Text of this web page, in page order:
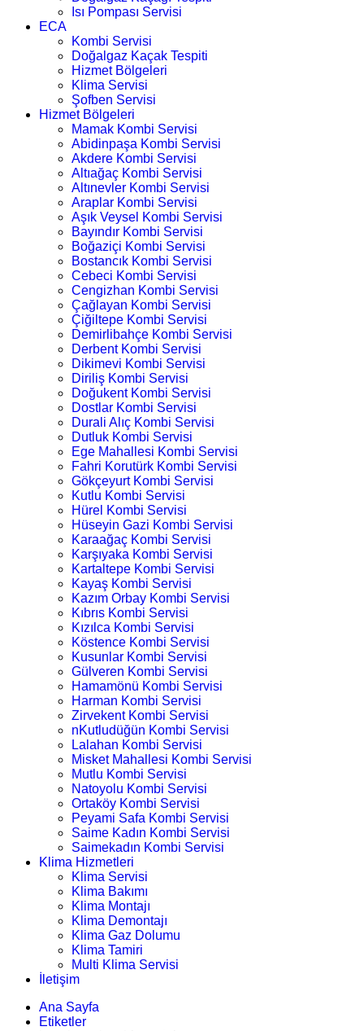
Isı Pompası Servisi
ECA
Kombi Servisi
Doğalgaz Kaçak Tespiti
Hizmet Bölgeleri
Klima Servisi
Şofben Servisi
Hizmet Bölgeleri
Mamak Kombi Servisi
Abidinpaşa Kombi Servisi
Akdere Kombi Servisi
Altıağaç Kombi Servisi
Altınevler Kombi Servisi
Araplar Kombi Servisi
Aşık Veysel Kombi Servisi
Bayındır Kombi Servisi
Boğaziçi Kombi Servisi
Bostancık Kombi Servisi
Cebeci Kombi Servisi
Cengizhan Kombi Servisi
Çağlayan Kombi Servisi
Çiğiltepe Kombi Servisi
Demirlibahçe Kombi Servisi
Derbent Kombi Servisi
Dikimevi Kombi Servisi
Diriliş Kombi Servisi
Doğukent Kombi Servisi
Dostlar Kombi Servisi
Durali Alıç Kombi Servisi
Dutluk Kombi Servisi
Ege Mahallesi Kombi Servisi
Fahri Korutürk Kombi Servisi
Gökçeyurt Kombi Servisi
Kutlu Kombi Servisi
Hürel Kombi Servisi
Hüseyin Gazi Kombi Servisi
Karaağaç Kombi Servisi
Karşıyaka Kombi Servisi
Kartaltepe Kombi Servisi
Kayaş Kombi Servisi
Kazım Orbay Kombi Servisi
Kıbrıs Kombi Servisi
Kızılca Kombi Servisi
Köstence Kombi Servisi
Kusunlar Kombi Servisi
Gülveren Kombi Servisi
Hamamönü Kombi Servisi
Harman Kombi Servisi
Zirvekent Kombi Servisi
nKutludüğün Kombi Servisi
Lalahan Kombi Servisi
Misket Mahallesi Kombi Servisi
Mutlu Kombi Servisi
Natoyolu Kombi Servisi
Ortaköy Kombi Servisi
Peyami Safa Kombi Servisi
Saime Kadın Kombi Servisi
Saimekadın Kombi Servisi
Klima Hizmetleri
Klima Servisi
Klima Bakımı
Klima Montajı
Klima Demontajı
Klima Gaz Dolumu
Klima Tamiri
Multi Klima Servisi
İletişim
Ana Sayfa
Etiketler